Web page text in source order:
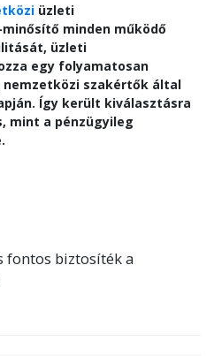
üzleti
minden működő
üzleti
egy folyamatosan
szakértők által
Így került kiválasztásra
mint a pénzügyileg
fontos biztosíték a